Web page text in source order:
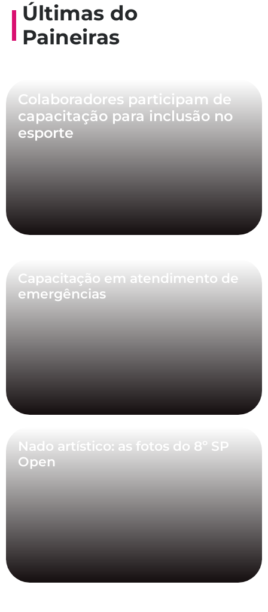
Últimas do
Paineiras
Colaboradores participam de
capacitação para inclusão no
esporte
Capacitação em atendimento de
emergências
Nado artístico: as fotos do 8º SP
Open